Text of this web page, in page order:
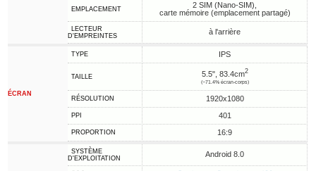
EMPLACEMENT
2 SIM (Nano-SIM),
carte mémoire (emplacement partagé)
LECTEUR
D'EMPREINTES
à l'arrière
ÉCRAN
TYPE IPS
TAILLE 5.5", 83.4cm2
(~71.4% écran-corps)
RÉSOLUTION 1920x1080
PPI 401
PROPORTION 16:9
SYSTÈME
D'EXPLOITATION
Android 8.0